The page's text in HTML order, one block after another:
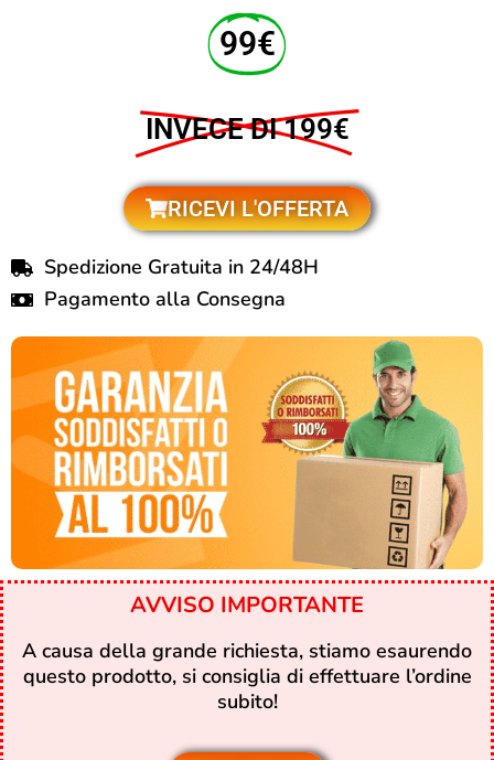
99€
INVECE DI 199€
RICEVI L'OFFERTA
Spedizione Gratuita in 24/48H
Pagamento alla Consegna
AVVISO IMPORTANTE
A causa della grande richiesta, stiamo esaurendo
questo prodotto, si consiglia di effettuare l’ordine
subito!